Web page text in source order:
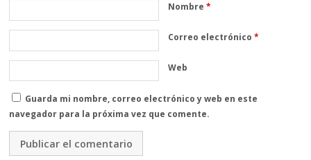
Nombre*
Correo electrónico*
Web
Guarda mi nombre, correo electrónico y web en este
navegador para la próxima vez que comente.